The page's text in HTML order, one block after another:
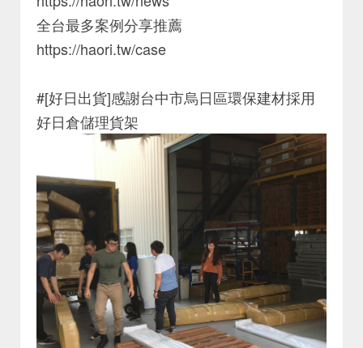
全台最多案例分享推薦
https://haori.tw/case
#[好日出貨]感謝台中市烏日區環保建材採用
好日倉儲理貨架